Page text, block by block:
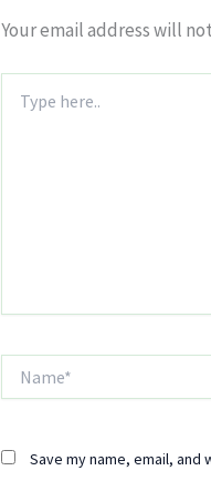
Your email address will
here..
Save my name, email,